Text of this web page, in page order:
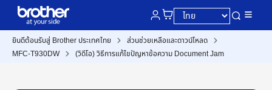
ยินดีต้อนรับสู่ Brother ประเทศไทย
ส่วนช่วยเหลือและดาวน์โหลด
MFC-T930DW
(วิดีโอ) วิธีการแก้ไขปัญหาข้อความ Document Jam